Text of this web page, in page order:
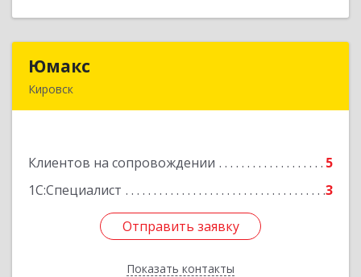
Юмакс
Кировск
Клиентов на сопровождении
5
1С:Специалист
3
Отправить заявку
Показать контакты
Подробнее
Отправить заявку
Назад